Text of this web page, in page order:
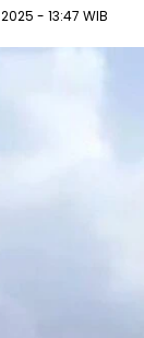
- 13:47 WIB